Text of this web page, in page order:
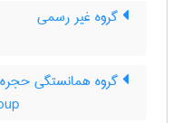
گروه غیر رسمی
گروه همانستگی